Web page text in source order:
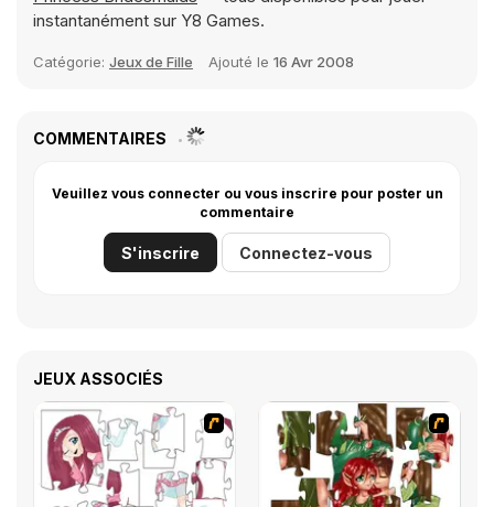
instantanément sur Y8 Games.
Catégorie: Jeux de Fille Ajouté le 16 Avr 2008
COMMENTAIRES
Veuillez vous connecter ou vous inscrire pour poster un
commentaire
S'inscrire Connectez-vous
JEUX ASSOCIÉS